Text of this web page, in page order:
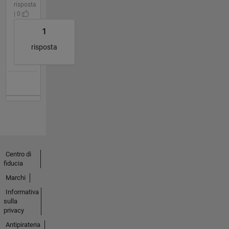
risposta
| 0
1
risposta
Centro di
fiducia
Marchi
Informativa
sulla
privacy
Antipirateria